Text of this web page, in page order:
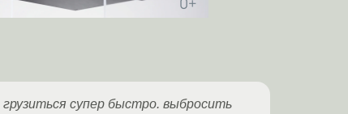
супер быстро. выбросить